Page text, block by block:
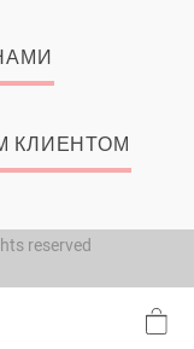
КЛИЕНТОМ
reserved